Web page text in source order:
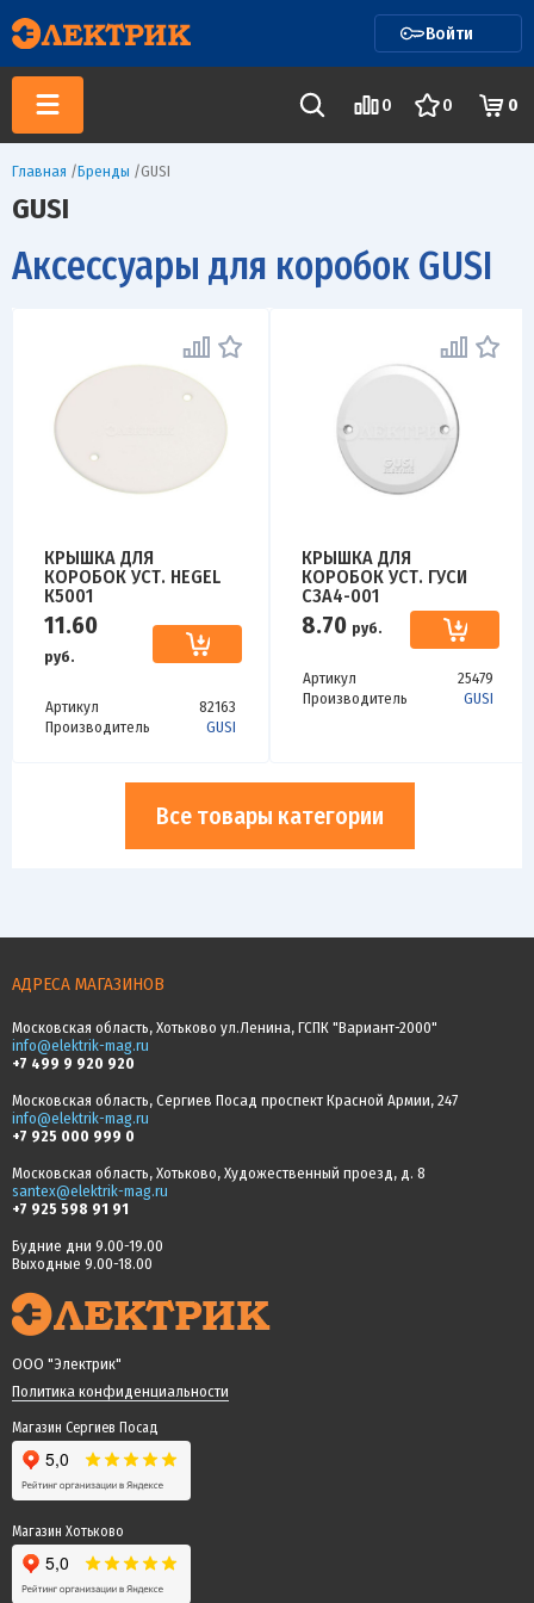
Войти
0 0 0
Главная /Бренды /GUSI
GUSI
Аксессуары для коробок GUSI
КРЫШКА ДЛЯ
КОРОБОК УСТ. HEGEL
К5001
11.60
руб.
Артикул
82163
Производитель
GUSI
КРЫШКА ДЛЯ
КОРОБОК УСТ. ГУСИ
С3А4-001
8.70 руб.
Артикул
25479
Производитель
GUSI
Все товары категории
АДРЕСА МАГАЗИНОВ
Московская область, Хотьково ул.Ленина, ГСПК "Вариант-2000"
info@elektrik-mag.ru
+7 499 9 920 920
Московская область, Сергиев Посад проспект Красной Армии, 247
info@elektrik-mag.ru
+7 925 000 999 0
Московская область, Хотьково, Художественный проезд, д. 8
santex@elektrik-mag.ru
+7 925 598 91 91
Будние дни 9.00-19.00
Выходные 9.00-18.00
ООО "Электрик"
Политика конфиденциальности
Магазин Сергиев Посад
Магазин Хотьково